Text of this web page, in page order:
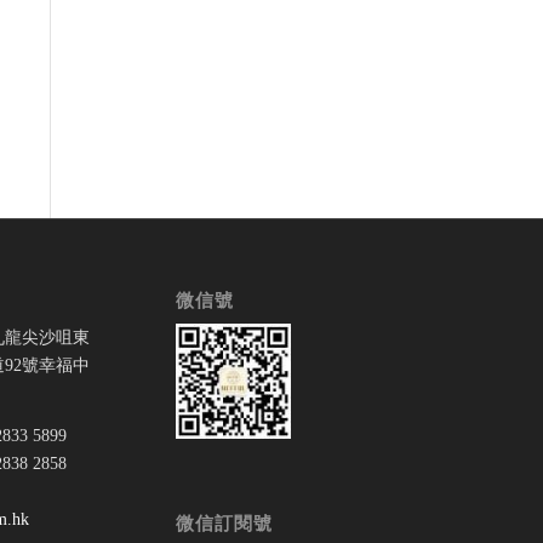
尖沙咀東
號幸福中
5899
2858
微信號
微信訂閱號